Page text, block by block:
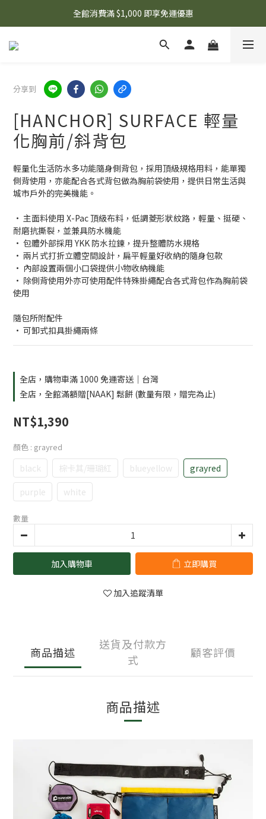
🌟 想知道現在有什麼優惠嗎？ 點擊查看最新優惠！
全館消費滿 $1,000 即享免運優惠
🌟 想知道現在有什麼優惠嗎？ 點擊查看最新優惠！
分享到
[HANCHOR] SURFACE 輕量
化胸前/斜背包
輕量化生活防水多功能隨身側背包，採用頂級規格用料，能單獨
側背使用，亦能配合各式背包做為胸前袋使用，提供日常生活與
城市戶外的完美機能。
• 主面料使用 X-Pac 頂級布料，低調菱形狀紋路，輕量、挺硬、
耐磨抗撕裂，並兼具防水機能
• 包體外部採用 YKK 防水拉鍊，提升整體防水規格
• 兩片式打折立體空間設計，扁平輕量好收納的隨身包款
• 內部設置兩個小口袋提供小物收納機能
• 除側背使用外亦可使用配件特殊掛繩配合各式背包作為胸前袋
使用
隨包所附配件
• 可卸式扣具掛繩兩條
全店，購物車滿 1000 免運寄送｜台灣
全店，全館滿額贈[NAAK] 鬆餅 (數量有限，贈完為止)
NT$1,390
顏色 : grayred
black 棕卡其/珊瑚紅 blueyellow
grayred
purple
white
數量
加入購物車 立即購買
加入追蹤清單
商品描述
送貨及付款方
式
顧客評價
商品描述